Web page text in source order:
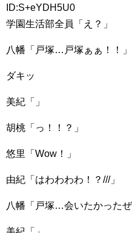
ID:S+eYDH5U0
学園生活部全員「え？」
八幡「戸塚…戸塚ぁぁ！！」
ダキッ
美紀「」
胡桃「っ！！？」
悠里「Wow！」
由紀「はわわわわ！？///」
八幡「戸塚…会いたかった